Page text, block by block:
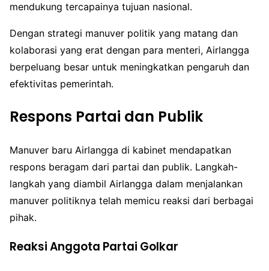
mendukung tercapainya tujuan nasional.
Dengan strategi manuver politik yang matang dan
kolaborasi yang erat dengan para menteri, Airlangga
berpeluang besar untuk meningkatkan pengaruh dan
efektivitas pemerintah.
Respons Partai dan Publik
Manuver baru Airlangga di kabinet mendapatkan
respons beragam dari partai dan publik. Langkah-
langkah yang diambil Airlangga dalam menjalankan
manuver politiknya telah memicu reaksi dari berbagai
pihak.
Reaksi Anggota Partai Golkar